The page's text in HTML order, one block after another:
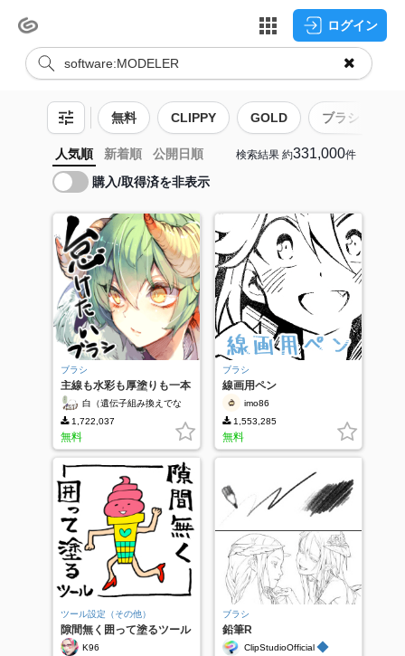
ログイン
無料 CLIPPY GOLD ブラシ
人気順 新着順
公開日順
購入/取得済を非表示
検索結果 約331,000件
ブラシ
主線も水彩も厚塗りも一本
でやる怠けものブラシ
白（遺伝子組み換えでな
い）
1,722,037
無料
ブラシ
線画用ペン
imo86
1,553,285
無料
ツール設定（その他）
隙間無く囲って塗るツール
K96
ブラシ
鉛筆R
ClipStudioOfficial ◆